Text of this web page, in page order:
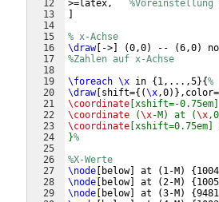
12
13
14
15
16
17
18
19
20
21
22
23
24
25
26
27
28
29
>=latex,
% x-Achse
\draw[ -> (0,0) -- (6,0)
%Zahlen auf x-Achse
\foreach \x in { 1,...,5}{%
\draw[ shift={(\x,0)}
\coordinate [xshift=-
\coordinate (\x-M) at (\x
\coordinate [xshift=0.75em]
}%
%X-Werte
\node
below] at ( 1-M ) {
\node
below] at (2-M ) {
\node
below] at (3-M ) {